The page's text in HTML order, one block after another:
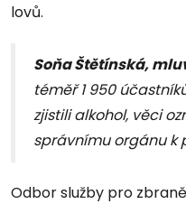
lovů.
Soňa Štětínská,
téměř 1 950
zjistili alkohol, věci
správnímu orgánu k
Odbor služby pro